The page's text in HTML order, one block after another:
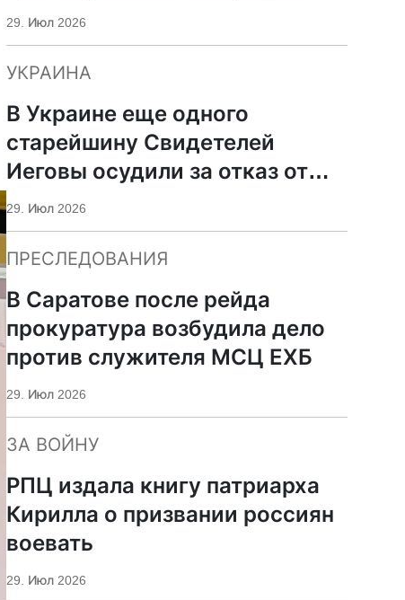
ПЦУ
29. Июл 2026
УКРАИНА
В Украине еще одного
старейшину Свидетелей
Иеговы осудили за отказ от
мобилизации
29. Июл 2026
ПРЕСЛЕДОВАНИЯ
В Саратове после рейда
прокуратура возбудила дело
против служителя МСЦ ЕХБ
29. Июл 2026
ЗА ВОЙНУ
РПЦ издала книгу патриарха
Кирилла о призвании россиян
воевать
29. Июл 2026